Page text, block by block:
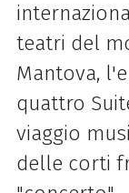
teatri del
Mantova,
quattro
viaggio
delle corti